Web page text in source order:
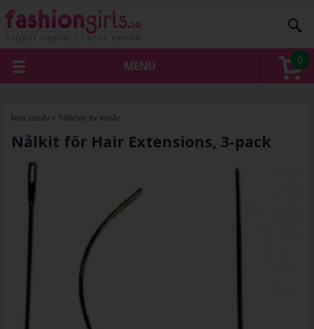
0
MENU
Äkta Löshår» Tillbehör för löshår
Nålkit för Hair Extensions, 3-pack